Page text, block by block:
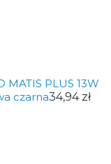
PLUS 13W
czarna34,94 zł